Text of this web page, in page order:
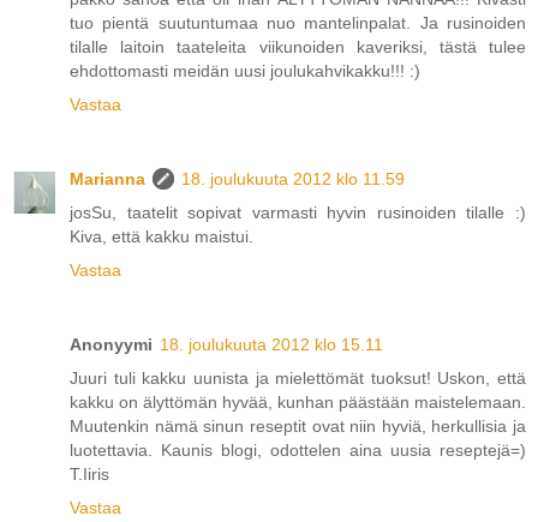
tuo pientä suutuntumaa nuo mantelinpalat. Ja rusinoiden
tilalle laitoin taateleita viikunoiden kaveriksi, tästä tulee
ehdottomasti meidän uusi joulukahvikakku!!! :)
Vastaa
Marianna
18. joulukuuta 2012 klo 11.59
josSu, taatelit sopivat varmasti hyvin rusinoiden tilalle :)
Kiva, että kakku maistui.
Vastaa
Anonyymi 18. joulukuuta 2012 klo 15.11
Juuri tuli kakku uunista ja mielettömät tuoksut! Uskon, että
kakku on älyttömän hyvää, kunhan päästään maistelemaan.
Muutenkin nämä sinun reseptit ovat niin hyviä, herkullisia ja
luotettavia. Kaunis blogi, odottelen aina uusia reseptejä=)
T.Iiris
Vastaa